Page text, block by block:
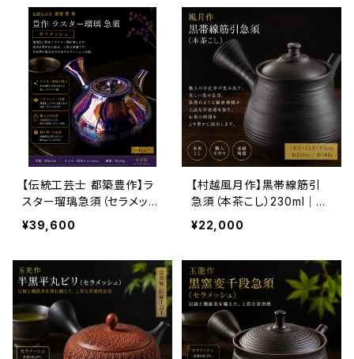
【伝統工芸士 都築豊作】ラ
スター瑠璃急須（セラメッシ
ュ・木箱入）200ml｜常滑焼
日本製 高級手作り急須
¥39,600
【村越風月作】黒帯線筋引
急須（本茶こし）230ml｜常
滑焼 高級手作り急須 日本
工芸会正会員作 茶こし一
¥22,000